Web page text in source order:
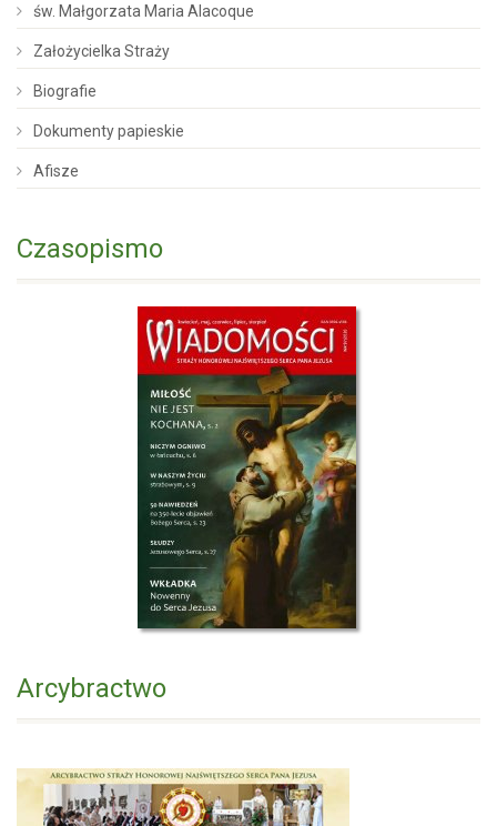
św. Małgorzata Maria Alacoque
Założycielka Straży
Biografie
Dokumenty papieskie
Afisze
Czasopismo
Arcybractwo